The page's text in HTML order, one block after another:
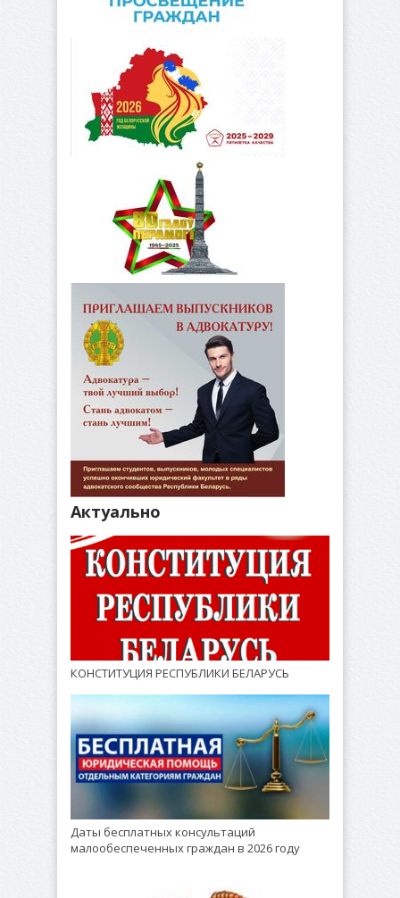
Актуально
КОНСТИТУЦИЯ РЕСПУБЛИКИ БЕЛАРУСЬ
Даты бесплатных консультаций
малообеспеченных граждан в 2026 году